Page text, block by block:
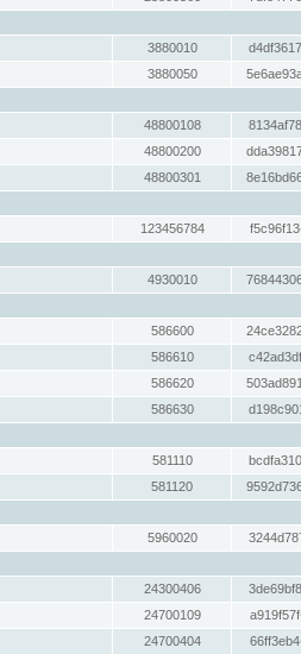
3880010
3880050
48800108
48800200
48800301
123456784
4930010
586600
586610
586620
586630
581110
581120
5960020
24300406
24700109
24700404